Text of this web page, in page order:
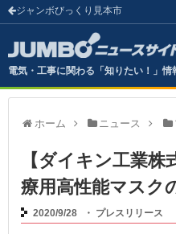
ジャンボびっくり見本市
電気・工事に関わる「知りたい！」情
ホーム ニュース
【ダイキン工業株
療用高性能マスク
2020/9/28 ・ プレスリリース